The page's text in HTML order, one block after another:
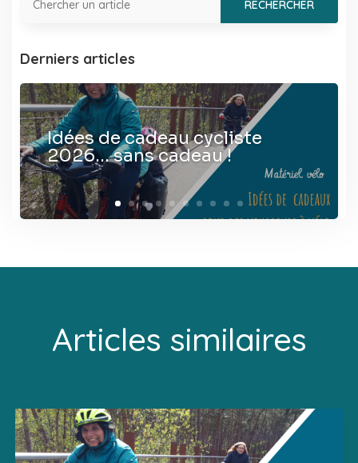
Derniers articles
Idées de cadeau cycliste
2026… sans cadeau !
Articles similaires